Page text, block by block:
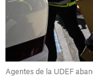
Agentes de la UDEF